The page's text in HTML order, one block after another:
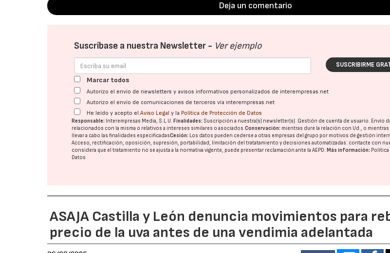
Deja un comentario
Suscríbase a nuestra Newsletter - Ver ejemplo
SUSCRIBIRME
Marcar todos
Autorizo el envío de newsletters y avisos informativos personalizados de interempresas.net
Autorizo el envío de comunicaciones de terceros vía interempresas.net
He leído y acepto elAviso Legal y la Política de Protección de Datos
Responsable: Interempresas Media, S.L.U. Finalidades: Suscripción a nuestra(s) newsletter(s). Gestión de cuenta de usuario. Envío
relacionados con la misma o relativos a intereses similares o asociados.Conservación: mientras dure la relación con Ud., o mientras
llevar a cabo las finalidades especificadasCesión: Los datos pueden cederse a otras empresas del grupo por motivos de gestión
Acceso, rectificación, oposición, supresión, portabilidad, limitación del tratatamiento y decisiones automatizadas: contacte con
considera que el tratamiento no se ajusta a la normativa vigente, puede presentar reclamación ante laAEPD. Más información:
Datos
ASAJA Castilla y León denuncia movimientos para
precio de la uva antes de una vendimia adelantada